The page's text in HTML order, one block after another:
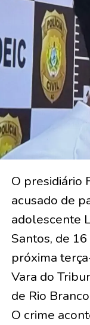
O presidiário
acusado de
adolescente
Santos, de
próxima
Vara do
de Rio
O crime